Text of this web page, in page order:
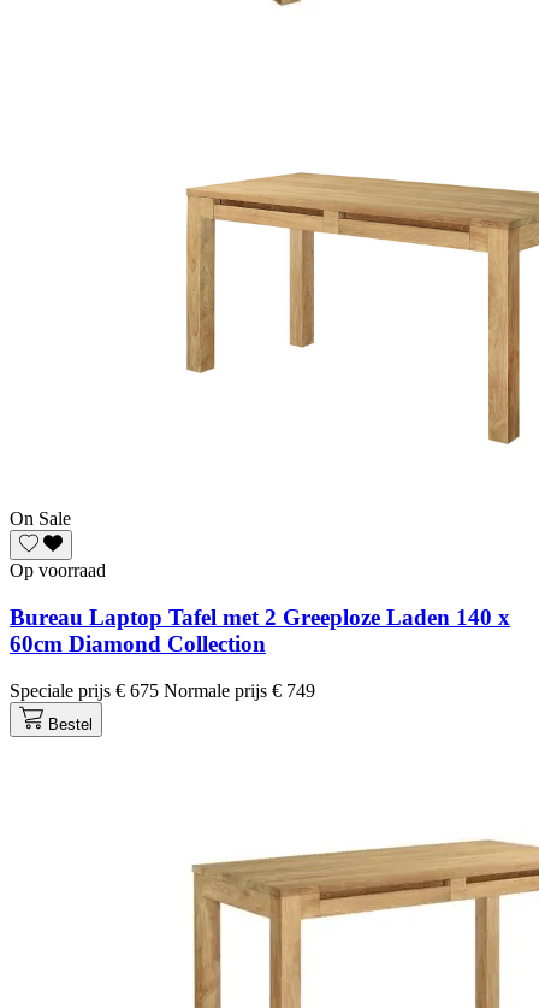
On Sale
Op voorraad
Bureau Laptop Tafel met 2 Greeploze Laden 140 x
60cm Diamond Collection
Speciale prijs € 675 Normale prijs € 749
Bestel